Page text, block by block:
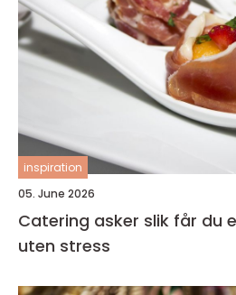
inspiration
05. June 2026
Catering asker slik får du et vellykket selskap
uten stress